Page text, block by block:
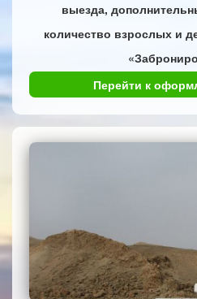
выезда,
количество взрослых и
Перейти к